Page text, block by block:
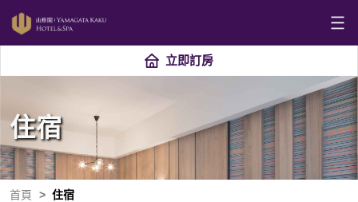
立即訂房
住宿
首頁 住宿